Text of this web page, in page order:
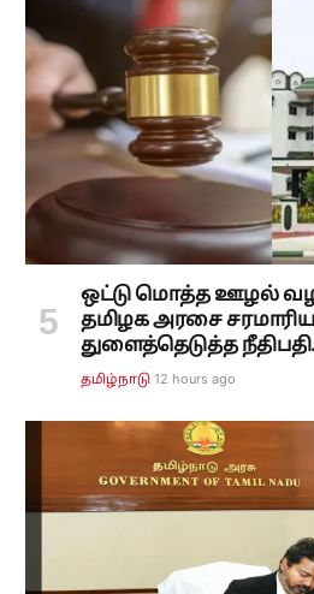
ஒட்டு மொத்த ஊழல்
தமிழக அரசை
துளைத்தெடுத்த
தமிழ்நாடு 12 hours ago